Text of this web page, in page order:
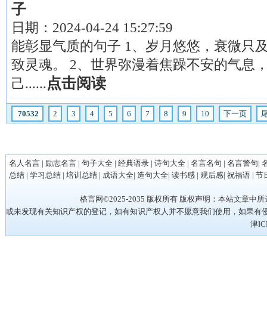
子
日期： 2024-04-24 15:27:59
能彰显气质的句子 1、岁月悠悠，衰微只
致灵魂。 2、世界弥漫着焦躁不安的气息
己......点击阅读
70532 2 3 4 5 6 7 8 9 10 下一页
名人名言| 励志名言| 句子大全| 经典语录| 诗句大全| 名言名句 | 名言警句|
总结| 学习总结| 培训总结| 成语大全| 造句大全| 读书感| 观后感| 祝福语| 节
格言网©2025-2035 版权所有 版权声明：本站文章中
或未发现有关知识产权的登记，如有知识产权人并不愿意我们使用，如果有
津